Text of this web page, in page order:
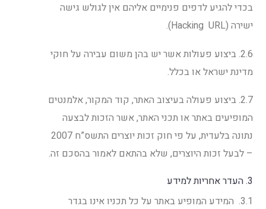
בכדי להגיע לדפים פנימיים אליהם אין לגולש גישה
ישירה (Hacking URL).
2.6. ביצוע פעולות אשר יש בהן משום עבירה על חוקי
מדינת ישראל או בכלל.
2.7. ביצוע פעולה בעיצוב האתר, קוד המקור, אלמנטים
המופיעים באתר או תכני האתר, אשר הזכות לבצעה
נתונה בלעדית, על פי חוק זכות יוצרים התשס”ח 2007
– לבעל זכות היוצרים, שלא בהתאם לאמור בהסכם זה.
3. העדר אחריות למידע
3.1. המידע המופיע באתר על כל תכניו אינו בגדר